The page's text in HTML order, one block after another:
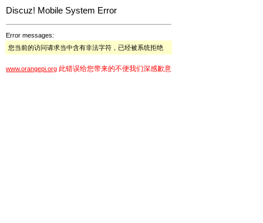
Discuz! Mobile System Error
Error messages:
您当前的访问请求当中含有非法字符，已经被系统拒绝
www.orangepi.org 此错误给您带来的不便我们深感歉意